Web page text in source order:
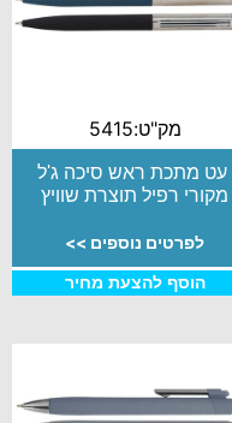
מק"ט:5415
עט מתכת ראש סיכה ג'ל
מקורי רפיל תוצרת שוויץ
לפרטים נוספים >>
הוסף להצעת מחיר